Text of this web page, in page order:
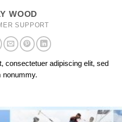
WOOD
SUPPORT
consectetuer adipiscing elit, sed
nonummy.